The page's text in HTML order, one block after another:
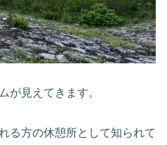
が見えてきます。
る方の休憩所として知られて